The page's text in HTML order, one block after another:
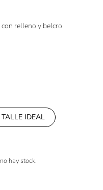
relleno y belcro
IDEAL
hay stock.